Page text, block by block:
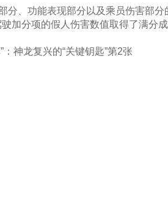
分、功能表现部分以及乘员伤害部分
加分项的假人伤害数值取得了满分成